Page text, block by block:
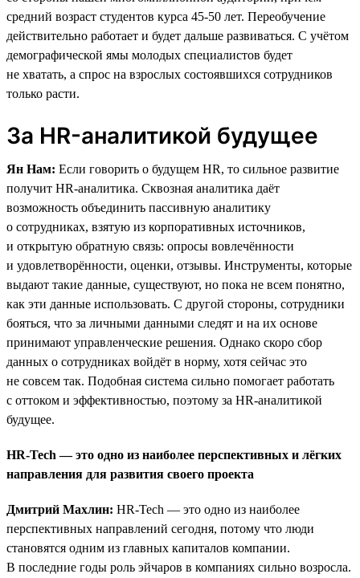
средний возраст студентов курса 45-50 лет. Переобучение
действительно работает и будет дальше развиваться. С учётом
демографической ямы молодых специалистов будет
не хватать, а спрос на взрослых состоявшихся сотрудников
только расти.
За HR-аналитикой будущее
Ян Нам: Если говорить о будущем HR, то сильное развитие
получит HR-аналитика. Сквозная аналитика даёт
возможность объединить пассивную аналитику
о сотрудниках, взятую из корпоративных источников,
и открытую обратную связь: опросы вовлечённости
и удовлетворённости, оценки, отзывы. Инструменты, которые
выдают такие данные, существуют, но пока не всем понятно,
как эти данные использовать. С другой стороны, сотрудники
бояться, что за личными данными следят и на их основе
принимают управленческие решения. Однако скоро сбор
данных о сотрудниках войдёт в норму, хотя сейчас это
не совсем так. Подобная система сильно помогает работать
с оттоком и эффективностью, поэтому за HR-аналитикой
будущее.
HR-Tech — это одно из наиболее перспективных и лёгких
направления для развития своего проекта
Дмитрий Махлин: HR-Tech — это одно из наиболее
перспективных направлений сегодня, потому что люди
становятся одним из главных капиталов компании.
В последние годы роль эйчаров в компаниях сильно возросла.